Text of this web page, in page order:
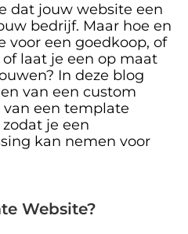
dat jouw website een
bedrijf. Maar hoe en
voor een goedkoop, of
laat je een op maat
In deze blog
van een custom
een template
je een
kan nemen voor
Website?